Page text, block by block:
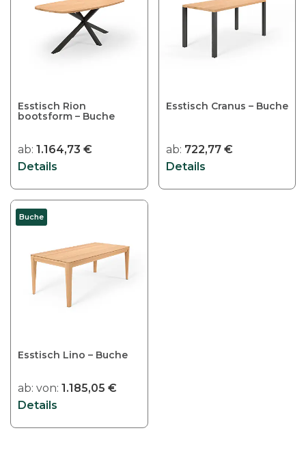
Esstisch Rion
bootsform – Buche
ab: 1.164,73 €
Details
Esstisch Cranus – Buche
ab: 722,77 €
Details
Buche
Esstisch Lino – Buche
ab: von: 1.185,05 €
Details